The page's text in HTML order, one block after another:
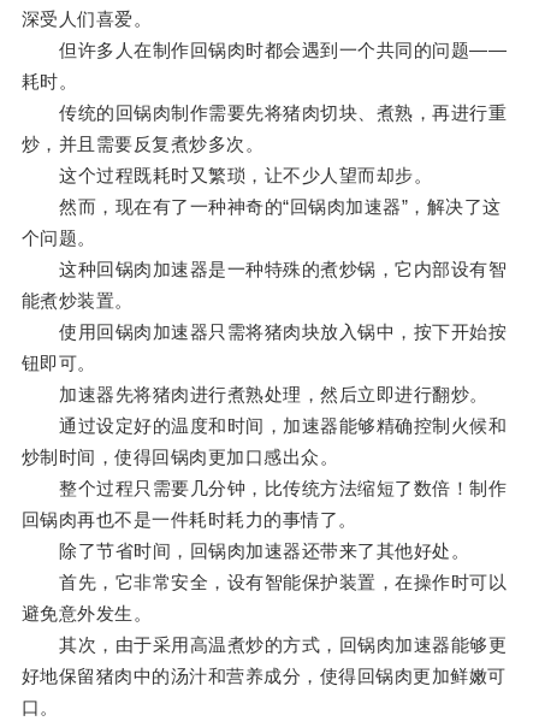
深受人们喜爱。
但许多人在制作回锅肉时都会遇到一个共同的问题——
耗时。
传统的回锅肉制作需要先将猪肉切块、煮熟，再进行重
炒，并且需要反复煮炒多次。
这个过程既耗时又繁琐，让不少人望而却步。
然而，现在有了一种神奇的“回锅肉加速器”，解决了这
个问题。
这种回锅肉加速器是一种特殊的煮炒锅，它内部设有智
能煮炒装置。
使用回锅肉加速器只需将猪肉块放入锅中，按下开始按
钮即可。
加速器先将猪肉进行煮熟处理，然后立即进行翻炒。
通过设定好的温度和时间，加速器能够精确控制火候和
炒制时间，使得回锅肉更加口感出众。
整个过程只需要几分钟，比传统方法缩短了数倍！制作
回锅肉再也不是一件耗时耗力的事情了。
除了节省时间，回锅肉加速器还带来了其他好处。
首先，它非常安全，设有智能保护装置，在操作时可以
避免意外发生。
其次，由于采用高温煮炒的方式，回锅肉加速器能够更
好地保留猪肉中的汤汁和营养成分，使得回锅肉更加鲜嫩可
口。